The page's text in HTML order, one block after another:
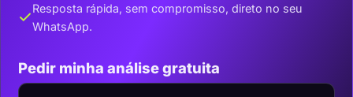
Resposta rápida, sem compromisso, direto no seu
WhatsApp.
Pedir minha análise gratuita